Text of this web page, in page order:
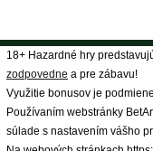
18+ Hazardné hry
zodpovedne a pre zábavu!
Využitie bonusov je
Používaním webstránky
súlade s nastavením vášho